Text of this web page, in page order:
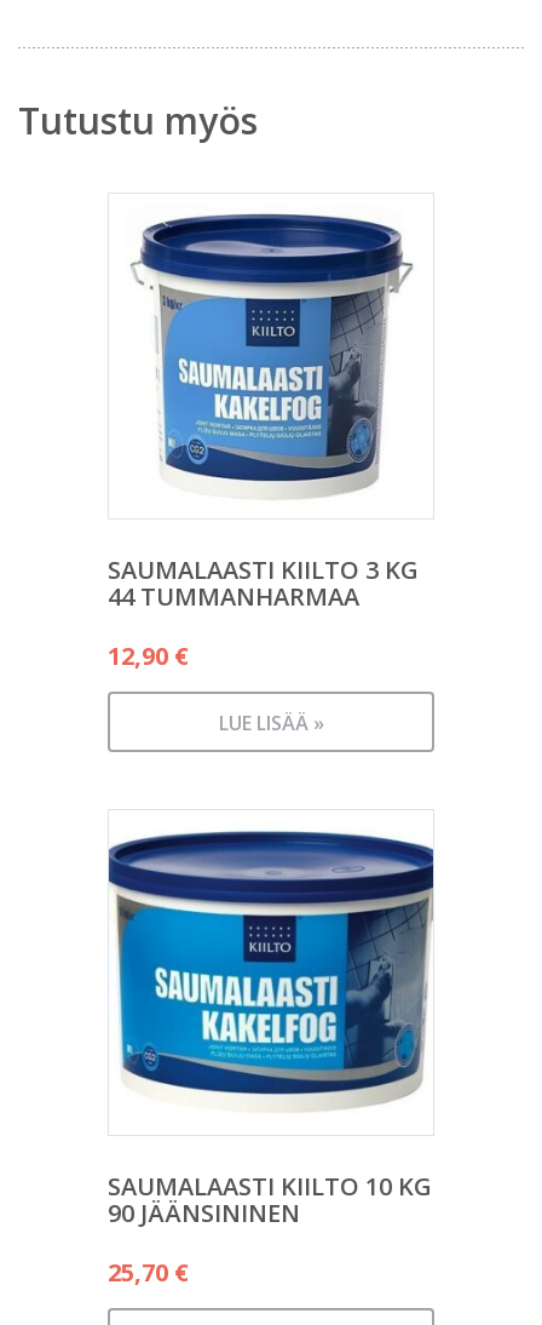
Tutustu myös
SAUMALAASTI KIILTO 3 KG
44 TUMMANHARMAA
12,90 €
LUE LISÄÄ »
SAUMALAASTI KIILTO 10 KG
90 JÄÄNSININEN
25,70 €